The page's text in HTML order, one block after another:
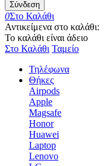
Σύνδεση
0Στο Καλάθι
Αντικείμενα στο καλάθι:
Το καλάθι είναι άδειο
Στο Καλάθι Ταμείο
Τηλέφωνα
Θήκες
Airpods
Apple
Magsafe
Honor
Huawei
Laptop
Lenovo